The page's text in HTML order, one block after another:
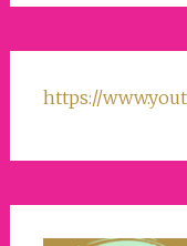
https://